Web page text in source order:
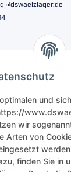
und
wir
Arten von
finden Sie in